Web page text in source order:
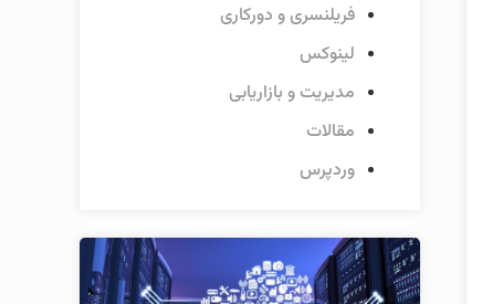
فریلنسری و دورکاری
لینوکس
مدیریت و بازاریابی
مقالات
وردپرس